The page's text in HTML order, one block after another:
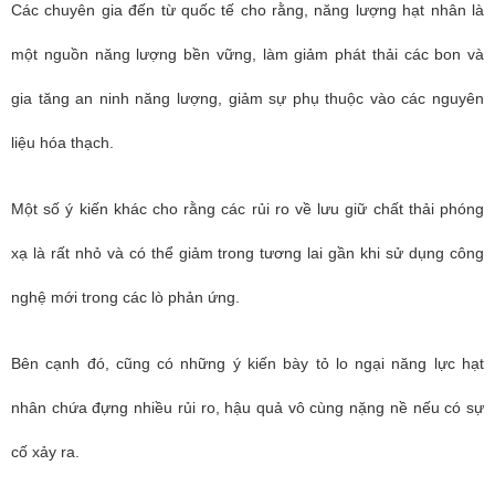
Các chuyên gia đến từ quốc tế cho rằng, năng lượng hạt nhân là
một nguồn năng lượng bền vững, làm giảm phát thải các bon và
gia tăng an ninh năng lượng, giảm sự phụ thuộc vào các nguyên
liệu hóa thạch.
Một số ý kiến khác cho rằng các rủi ro về lưu giữ chất thải phóng
xạ là rất nhỏ và có thể giảm trong tương lai gần khi sử dụng công
nghệ mới trong các lò phản ứng.
Bên cạnh đó, cũng có những ý kiến bày tỏ lo ngại năng lực hạt
nhân chứa đựng nhiều rủi ro, hậu quả vô cùng nặng nề nếu có sự
cố xảy ra.